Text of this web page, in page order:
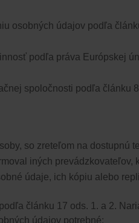
osobných údajov podľa
podľa práva Európskej
spoločnosti podľa článku
so zreteľom na dostupnú
iných
údaje, ich kópiu alebo
článku 17 ods. 1. a 2.
údajov potrebné: